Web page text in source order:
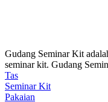
Gudang Seminar Kit
seminar kit. Gudang
Tas
Seminar Kit
Pakaian